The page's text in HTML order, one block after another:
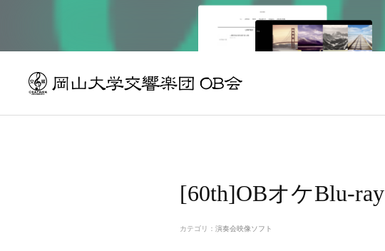
[60th]OBオケBlu-ray
カテゴリ ： 演奏会映像ソフト